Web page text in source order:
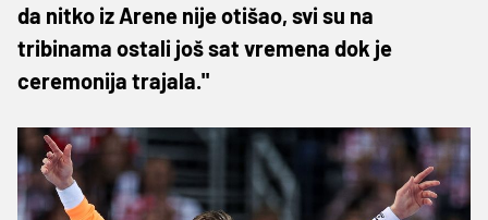
da nitko iz Arene nije otišao, svi su na
tribinama ostali još sat vremena dok je
ceremonija trajala."